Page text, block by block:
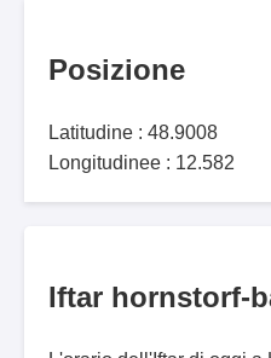
Posizione
Latitudine : 48.9008
Longitudinee : 12.582
Iftar hornstorf-